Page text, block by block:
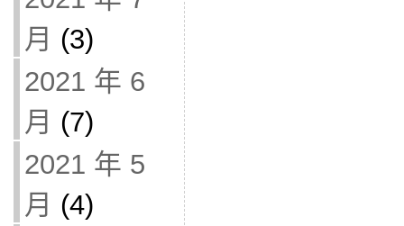
月 (3)
2021 年 6
月 (7)
2021 年 5
月 (4)